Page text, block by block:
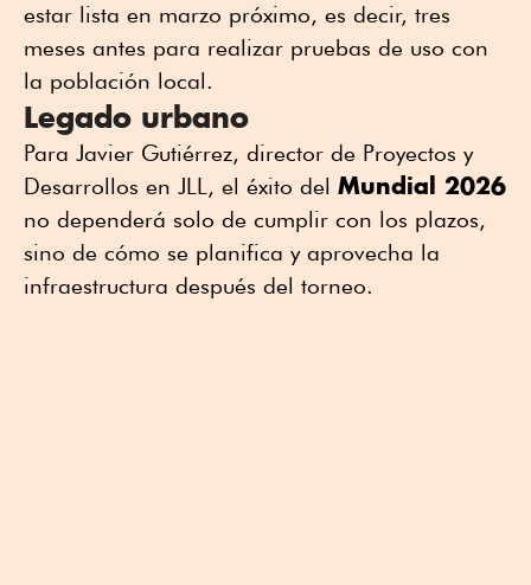
estar lista en marzo próximo, es decir, tres
meses antes para realizar pruebas de uso con
la población local.
Legado urbano
Para Javier Gutiérrez, director de Proyectos y
Desarrollos en JLL, el éxito del Mundial 2026
no dependerá solo de cumplir con los plazos,
sino de cómo se planifica y aprovecha la
infraestructura después del torneo.